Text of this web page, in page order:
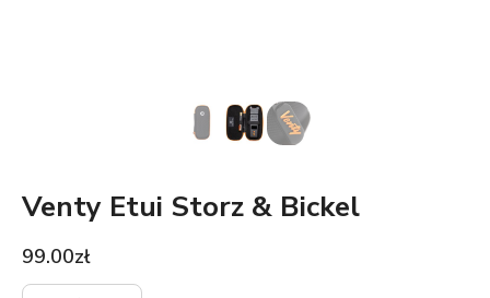
Venty Etui Storz & Bickel
99.00zł
Minus
ilość
Plus